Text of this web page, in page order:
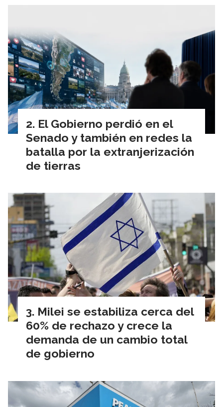
El Gobierno perdió en el
Senado y también en redes la
batalla por la extranjerización
de tierras
Milei se estabiliza cerca del
60% de rechazo y crece la
demanda de un cambio total
de gobierno